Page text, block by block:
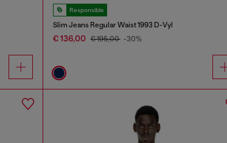
Responsible
Slim Jeans Regular Waist 1993 D-Vyl
€ 136,00 € 195,00 -30%